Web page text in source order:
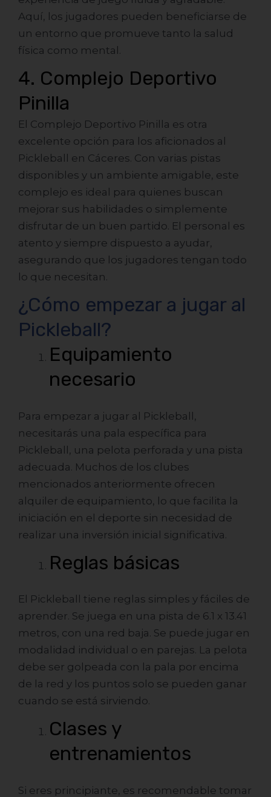
Aquí, los jugadores pueden beneficiarse de
un entorno que promueve tanto la salud
física como mental.
4. Complejo Deportivo
Pinilla
El Complejo Deportivo Pinilla es otra
excelente opción para los aficionados al
Pickleball en Cáceres. Con varias pistas
disponibles y un ambiente amigable, este
complejo es ideal para quienes buscan
mejorar sus habilidades o simplemente
disfrutar de un buen partido. El personal es
atento y siempre dispuesto a ayudar,
asegurando que los jugadores tengan todo
lo que necesitan.
¿Cómo empezar a jugar al
Pickleball?
Equipamiento
necesario
Para empezar a jugar al Pickleball,
necesitarás una pala específica para
Pickleball, una pelota perforada y una pista
adecuada. Muchos de los clubes
mencionados anteriormente ofrecen
alquiler de equipamiento, lo que facilita la
iniciación en el deporte sin necesidad de
realizar una inversión inicial significativa.
Reglas básicas
El Pickleball tiene reglas simples y fáciles de
aprender. Se juega en una pista de 6.1 x 13.41
metros, con una red baja. Se puede jugar en
modalidad individual o en parejas. La pelota
debe ser golpeada con la pala por encima
de la red y los puntos solo se pueden ganar
cuando se está sirviendo.
Clases y
entrenamientos
Si eres principiante, es recomendable tomar